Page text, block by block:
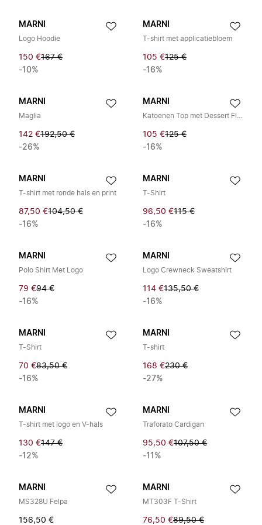
MARNI
Logo Hoodie
150 €167 €
-10%
MARNI
T-shirt met applicatiebloem
105 €125 €
-16%
MARNI
Maglia
142 €192,50 €
-26%
MARNI
Katoenen Top met Dessert Flower Print
105 €125 €
-16%
MARNI
T-shirt met ronde hals en print
87,50 €104,50 €
-16%
MARNI
T-Shirt
96,50 €115 €
-16%
MARNI
Polo Shirt Met Logo
79 €94 €
-16%
MARNI
Logo Crewneck Sweatshirt
114 €135,50 €
-16%
MARNI
T-Shirt
70 €83,50 €
-16%
MARNI
T-shirt
168 €230 €
-27%
MARNI
T-shirt met logo en V-hals
130 €147 €
-12%
MARNI
Traforato Cardigan
95,50 €107,50 €
-11%
MARNI
MS328U Felpa
156,50 €
MARNI
MT303F T-Shirt
76,50 €89,50 €